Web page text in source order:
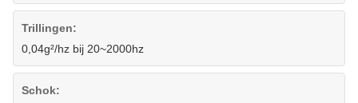
Trillingen:
0,04g²/hz bij 20~2000hz
Schok: